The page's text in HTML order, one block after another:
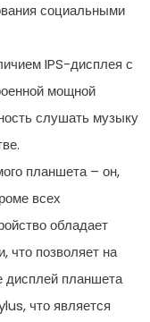
социальными
IPS-дисплея с
мощной
слушать музыку
планшета – он,
всех
обладает
что позволяет на
дисплей планшета
что является